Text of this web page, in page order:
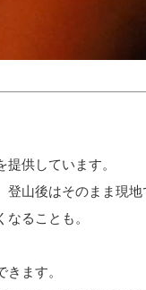
供しています。
山後はそのまま現
ることも。
きます。